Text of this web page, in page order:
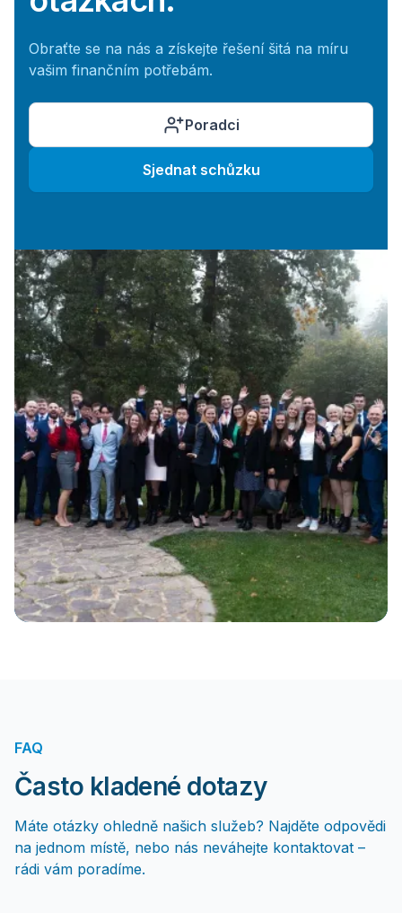
Obraťte se na nás a získejte řešení šitá na míru
vašim finančním potřebám.
Poradci
Sjednat schůzku
FAQ
Často kladené dotazy
Máte otázky ohledně našich služeb? Najděte odpovědi
na jednom místě, nebo nás neváhejte kontaktovat –
rádi vám poradíme.